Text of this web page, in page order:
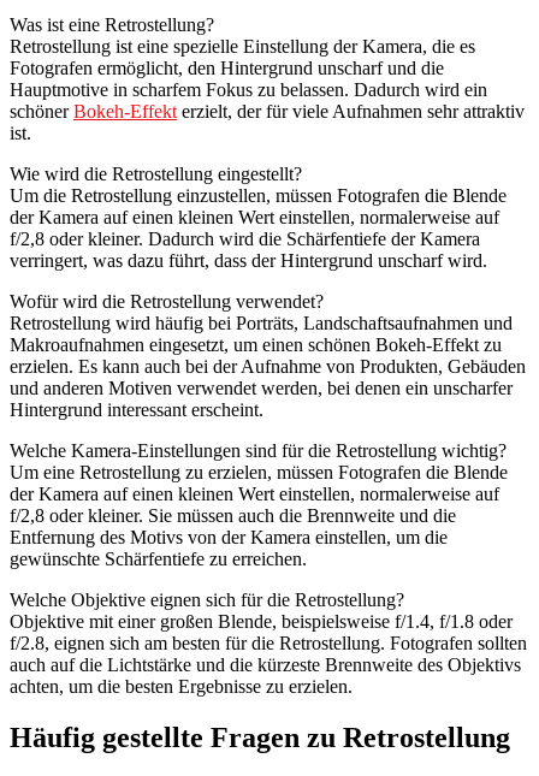
Was ist eine Retrostellung?
Retrostellung ist eine spezielle Einstellung der Kamera, die es
Fotografen ermöglicht, den Hintergrund unscharf und die
Hauptmotive in scharfem Fokus zu belassen. Dadurch wird ein
schönerBokeh-Effekt erzielt, der für viele Aufnahmen sehr attraktiv
ist.
Wie wird die Retrostellung eingestellt?
Um die Retrostellung einzustellen, müssen Fotografen die Blende
der Kamera auf einen kleinen Wert einstellen, normalerweise auf
f/2,8 oder kleiner. Dadurch wird die Schärfentiefe der Kamera
verringert, was dazu führt, dass der Hintergrund unscharf wird.
Wofür wird die Retrostellung verwendet?
Retrostellung wird häufig bei Porträts, Landschaftsaufnahmen und
Makroaufnahmen eingesetzt, um einen schönen Bokeh-Effekt zu
erzielen. Es kann auch bei der Aufnahme von Produkten, Gebäuden
und anderen Motiven verwendet werden, bei denen ein unscharfer
Hintergrund interessant erscheint.
Welche Kamera-Einstellungen sind für die Retrostellung wichtig?
Um eine Retrostellung zu erzielen, müssen Fotografen die Blende
der Kamera auf einen kleinen Wert einstellen, normalerweise auf
f/2,8 oder kleiner. Sie müssen auch die Brennweite und die
Entfernung des Motivs von der Kamera einstellen, um die
gewünschte Schärfentiefe zu erreichen.
Welche Objektive eignen sich für die Retrostellung?
Objektive mit einer großen Blende, beispielsweise f/1.4, f/1.8 oder
f/2.8, eignen sich am besten für die Retrostellung. Fotografen sollten
auch auf die Lichtstärke und die kürzeste Brennweite des Objektivs
achten, um die besten Ergebnisse zu erzielen.
Häufig gestellte Fragen zu Retrostellung